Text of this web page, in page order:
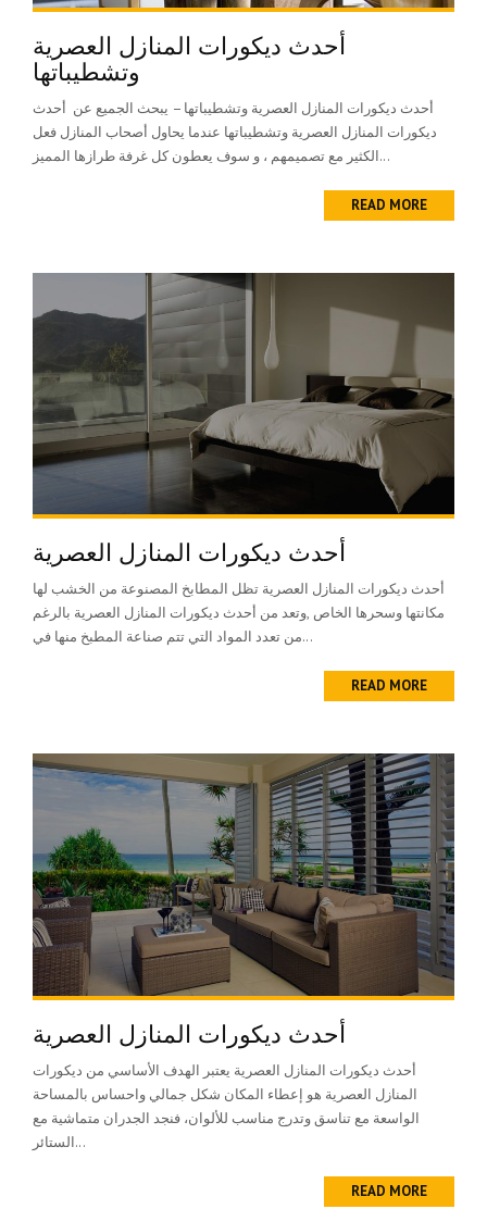
أحدث ديكورات المنازل العصرية
وتشطيباتها
أحدث ديكورات المنازل العصرية وتشطيباتها – يبحث الجميع عن أحدث
ديكورات المنازل العصرية وتشطيباتها عندما يحاول أصحاب المنازل فعل
الكثير مع تصميمهم ، و سوف يعطون كل غرفة طرازها المميز...
READ MORE
أحدث ديكورات المنازل العصرية
أحدث ديكورات المنازل العصرية تظل المطابخ المصنوعة من الخشب لها
مكانتها وسحرها الخاص ,وتعد من أحدث ديكورات المنازل العصرية بالرغم
من تعدد المواد التي تتم صناعة المطبخ منها في...
READ MORE
أحدث ديكورات المنازل العصرية
أحدث ديكورات المنازل العصرية يعتبر الهدف الأساسي من ديكورات
المنازل العصرية هو إعطاء المكان شكل جمالي واحساس بالمساحة
الواسعة مع تناسق وتدرج مناسب للألوان، فنجد الجدران متماشية مع
الستائر...
READ MORE